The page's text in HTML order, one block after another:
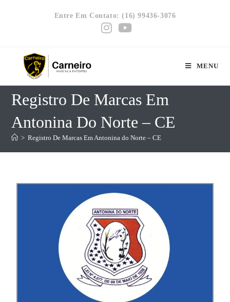
Entre Em Contato: (16) 99436-3076
MENU
Registro De Marcas Em
Antonina Do Norte – CE
> Registro De Marcas Em Antonina do Norte – CE